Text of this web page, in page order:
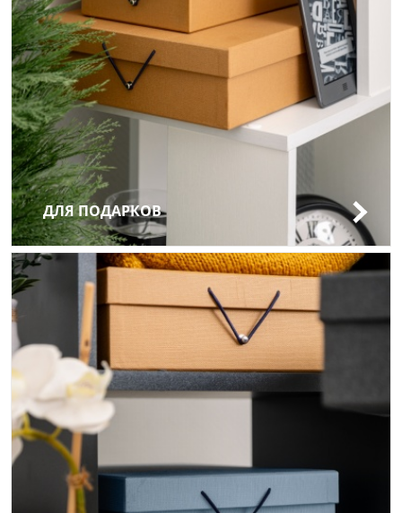
ДЛЯ ПОДАРКОВ